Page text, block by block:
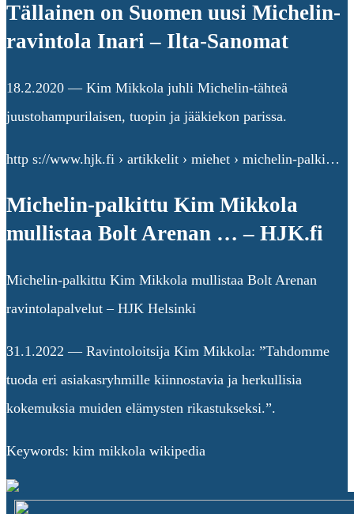
Tällainen on Suomen uusi Michelin-
ravintola Inari – Ilta-Sanomat
18.2.2020 — Kim Mikkola juhli Michelin-tähteä
juustohampurilaisen, tuopin ja jääkiekon parissa.
http s://www.hjk.fi › artikkelit › miehet › michelin-palki…
Michelin-palkittu Kim Mikkola
mullistaa Bolt Arenan … – HJK.fi
Michelin-palkittu Kim Mikkola mullistaa Bolt Arenan
ravintolapalvelut – HJK Helsinki
31.1.2022 — Ravintoloitsija Kim Mikkola: ”Tahdomme
tuoda eri asiakasryhmille kiinnostavia ja herkullisia
kokemuksia muiden elämysten rikastukseksi.”.
Keywords: kim mikkola wikipedia